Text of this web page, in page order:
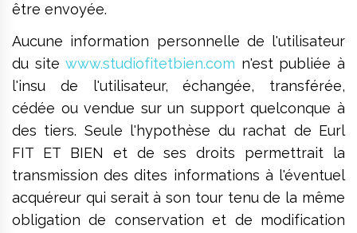
être envoyée.
Aucune information personnelle de l'utilisateur
du sitewww.studiofitetbien.com n'est publiée à
l'insu de l'utilisateur, échangée, transférée,
cédée ou vendue sur un support quelconque à
des tiers. Seule l'hypothèse du rachat de Eurl
FIT ET BIEN et de ses droits permettrait la
transmission des dites informations à l'éventuel
acquéreur qui serait à son tour tenu de la même
obligation de conservation et de modification